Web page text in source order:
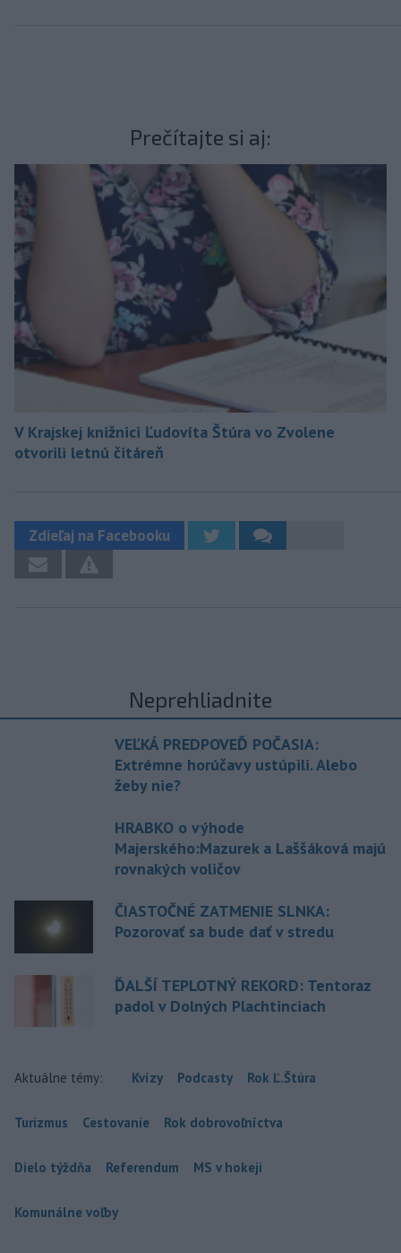
Prečítajte si aj:
V Krajskej knižnici Ľudovíta Štúra vo Zvolene
otvorili letnú čitáreň
Zdieľaj na Facebooku
Neprehliadnite
VEĽKÁ PREDPOVEĎ POČASIA:
Extrémne horúčavy ustúpili. Alebo
žeby nie?
HRABKO o výhode
Majerského:Mazurek a Laššáková majú
rovnakých voličov
ČIASTOČNÉ ZATMENIE SLNKA:
Pozorovať sa bude dať v stredu
ĎALŠÍ TEPLOTNÝ REKORD: Tentoraz
padol v Dolných Plachtinciach
Aktuálne témy: Kvízy Podcasty Rok Ľ.Štúra
Turizmus Cestovanie Rok dobrovoľníctva
Dielo týždňa Referendum MS v hokeji
Komunálne voľby